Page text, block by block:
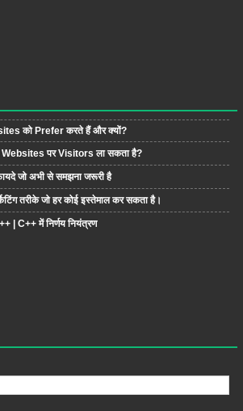
को Prefer करते हैं और क्यों?
पर Visitors ला सकता है?
जो अभी से समझना जरूरी है
तरीके जो हर कोई इस्तेमाल कर सकता है।
| C++ में निर्णय नियंत्रण